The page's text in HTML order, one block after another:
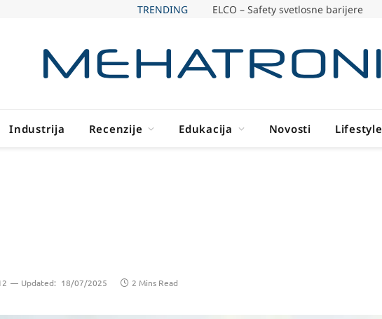
TRENDING ELCO – Safety svetlosne barijere
Industrija Recenzije Edukacija Novosti Lifestyle
Updated: 18/07/2025 2 Mins Read